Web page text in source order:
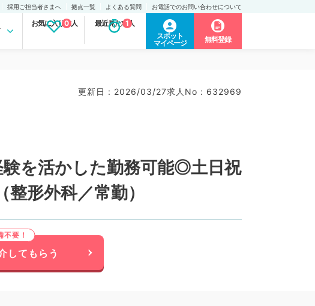
採用ご担当者さまへ 拠点一覧 よくある質問 お電話でのお問い合わせについて
お気に入り求人
0 最近見た求人
1
スポット
マイページ
無料登録
更新日 : 2026/03/27求人No : 632969
験を活かした勤務可能◎土日祝
形外科／常勤）
してもらう